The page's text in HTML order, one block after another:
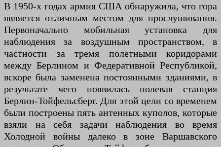
В 1950-х годах армия США обнаружила, что гора
является отличным местом для прослушивания.
Первоначально мобильная установка для
наблюдения за воздушным пространством, в
частности за тремя полетными коридорами
между Берлином и Федеративной Республикой,
вскоре была заменена постоянными зданиями, в
результате чего появилась полевая станция
Берлин-Тойфельсберг. Для этой цели со временем
были построены пять антенных куполов, которые
взяли на себя задачи наблюдения во время
Холодной войны далеко в зоне Варшавского